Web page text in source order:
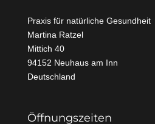
Praxis für natürliche Gesundheit
Martina Ratzel
Mittich 40
94152 Neuhaus am Inn
Deutschland
Öffnungszeiten